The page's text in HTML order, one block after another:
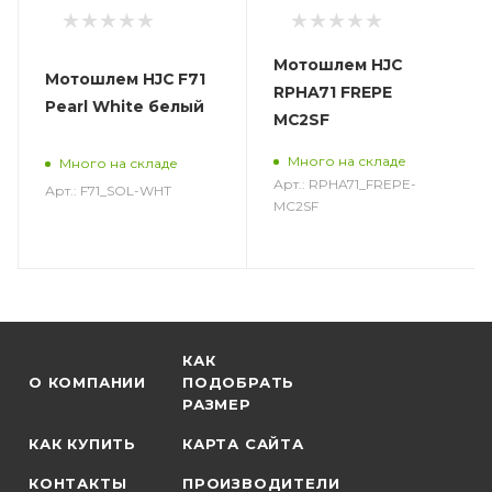
Мотошлем HJC F71
Pearl White белый
Много на складе
Арт.: F71_SOL-WHT
Мотошлем HJC
RPHA71 FREPE
MC2SF
Много на складе
Арт.: RPHA71_FREPE-
MC2SF
О КОМПАНИИ
КАК
ПОДОБРАТЬ
РАЗМЕР
КАК КУПИТЬ КАРТА САЙТА
КОНТАКТЫ ПРОИЗВОДИТЕЛИ